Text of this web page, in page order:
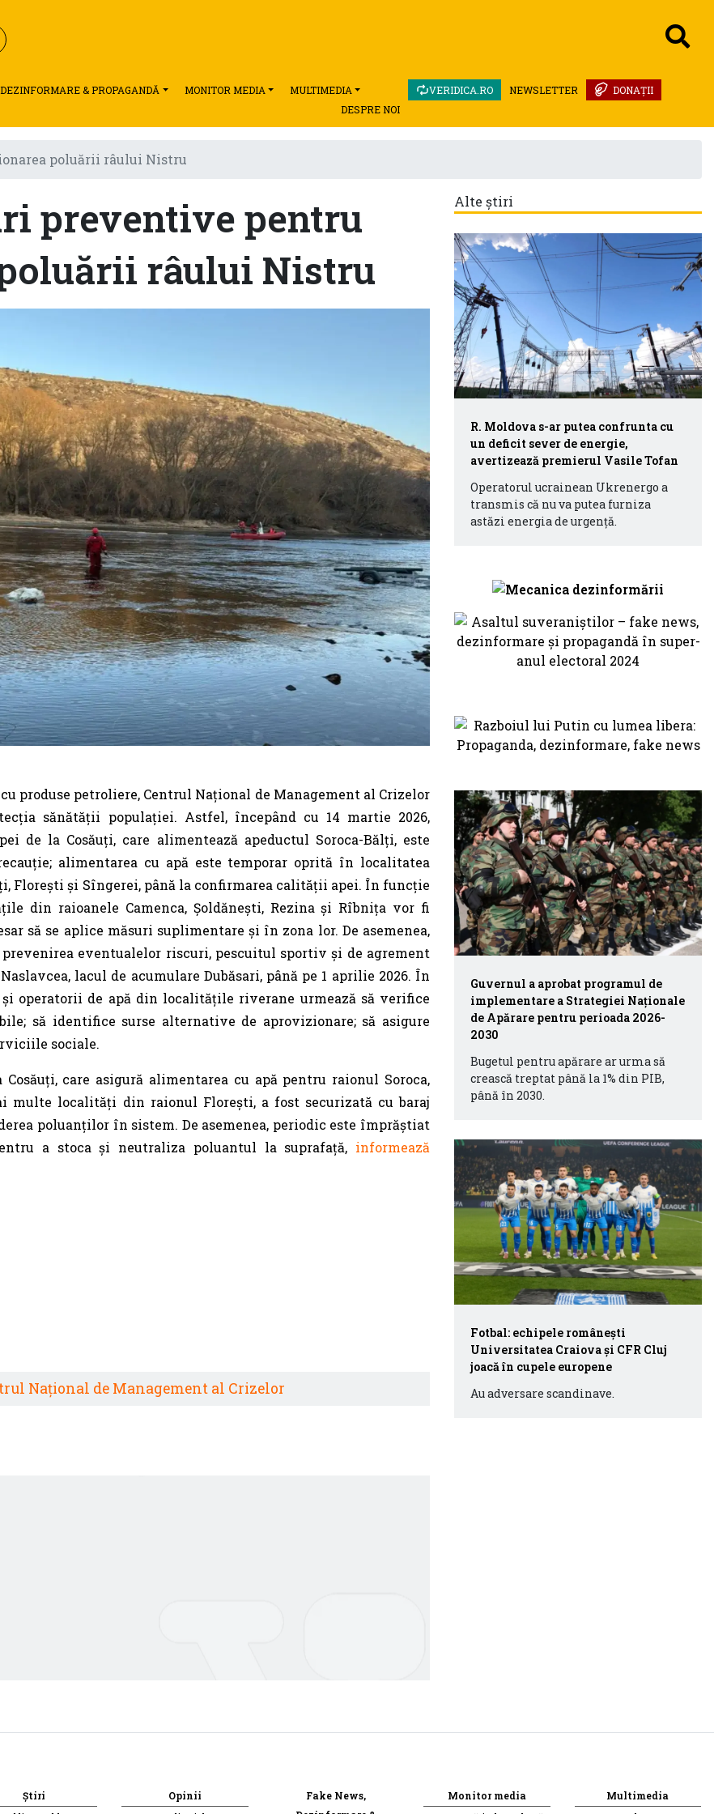
& PROPAGANDĂ MONITOR MEDIA MULTIMEDIA DONAȚII
NEWSLETTER
VERIDICA.RO
DESPRE NOI
poluării râului Nistru
preventive pentru
râului Nistru
produse petroliere, Centrul Național de Management al Crizelor
sănătății populației. Astfel, începând cu 14 martie 2026,
de la Cosăuți, care alimentează apeductul Soroca-Bălți, este
alimentarea cu apă este temporar oprită în localitatea
Florești și Sîngerei, până la confirmarea calității apei. În funcție
din raioanele Camenca, Șoldănești, Rezina și Rîbnița vor fi
să se aplice măsuri suplimentare și în zona lor. De asemenea,
eventualelor riscuri, pescuitul sportiv și de agrement
lacul de acumulare Dubăsari, până pe 1 aprilie 2026. În
operatorii de apă din localitățile riverane urmează să verifice
să identifice surse alternative de aprovizionare; să asigure
sociale.
care asigură alimentarea cu apă pentru raionul Soroca,
multe localități din raionul Florești, a fost securizată cu baraj
poluanților în sistem. De asemenea, periodic este împrăștiat
a stoca și neutraliza poluantul la suprafață, informează
Național de Management al Crizelor
Alte știri
R. Moldova s-ar putea confrunta cu
un deficit sever de energie,
avertizează premierul Vasile Tofan
Operatorul ucrainean Ukrenergo a
transmis că nu va putea furniza
astăzi energia de urgență.
Guvernul a aprobat programul de
implementare a Strategiei Naționale
de Apărare pentru perioada 2026-
2030
Bugetul pentru apărare ar urma să
crească treptat până la 1% din PIB,
până în 2030.
Fotbal: echipele românești
Universitatea Craiova și CFR Cluj
joacă în cupele europene
Au adversare scandinave.
Știri
Opinii
Fake News,
Monitor media
Multimedia